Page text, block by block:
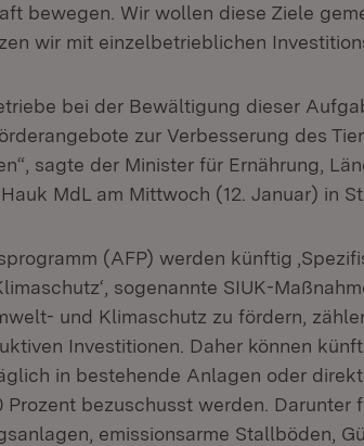
bewegen. Wir wollen diese Ziele
wir mit einzelbetrieblichen
bei der Bewältigung dieser
zur Verbesserung des
sagte der Minister für Ernährung,
MdL am Mittwoch (12. Januar) in
(AFP) werden künftig
sogenannte SIUK-
und Klimaschutz zu fördern,
Investitionen. Daher können
in bestehende Anlagen oder
bezuschusst werden. Darunter
emissionsarme Stallböden,